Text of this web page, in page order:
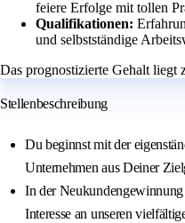
feiere Erfolge mit tollen
Qualifikationen:
und selbstständige
Das prognostizierte Gehalt liegt
Stellenbeschreibung
Du beginnst mit der
Unternehmen aus Deiner
In der
Interesse an unseren